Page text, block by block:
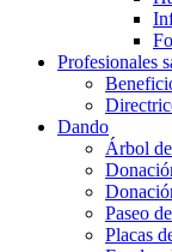
Profesionales
Dando
Árbol
Paseo
Placas